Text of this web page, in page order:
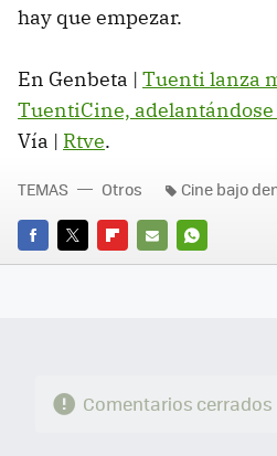
hay que empezar.
En Genbeta | Tuenti lanza
TuentiCine, adelantándose
Vía | Rtve.
FACEBOOK
TWITTERFLIPBOARD
E-
WHATSAPP
TEMAS Otros Cine bajo
Comentarios cerrados